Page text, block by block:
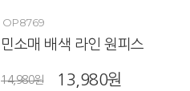
OP8769
민소매 배색 라인 원피스
14,980원 13,980원